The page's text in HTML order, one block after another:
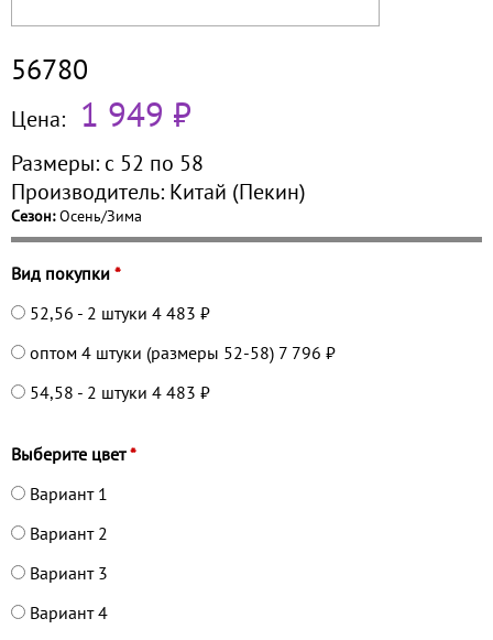
56780
Цена: 1 949 ₽
Размеры: с 52 по 58
Производитель: Китай (Пекин)
Сезон:Осень/Зима
Вид покупки *
52,56 - 2 штуки 4 483 ₽
оптом 4 штуки (размеры 52-58) 7 796 ₽
54,58 - 2 штуки 4 483 ₽
Выберите цвет*
Вариант 1
Вариант 2
Вариант 3
Вариант 4